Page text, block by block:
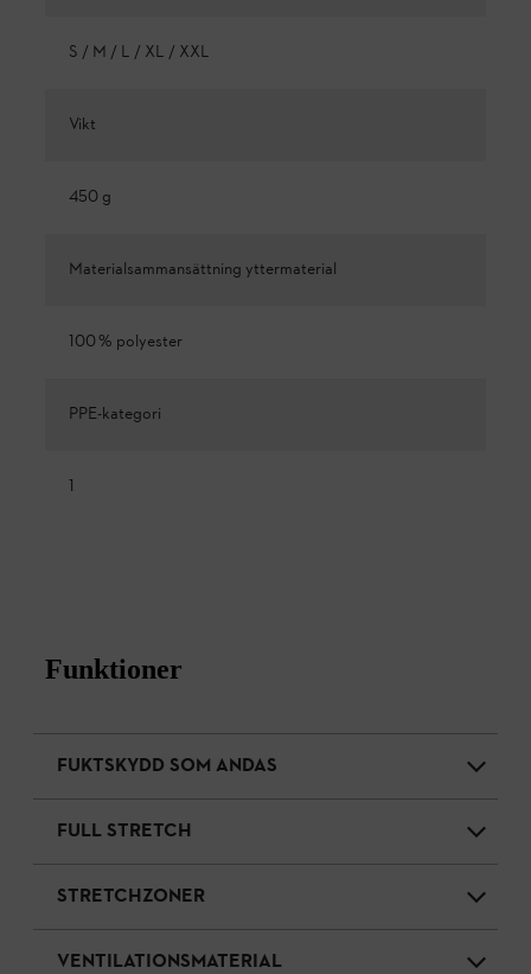
S / M / L / XL / XXL
Vikt
450 g
Materialsammansättning yttermaterial
100 % polyester
PPE-kategori
1
Funktioner
FUKTSKYDD SOM ANDAS
FULL STRETCH
STRETCHZONER
VENTILATIONSMATERIAL